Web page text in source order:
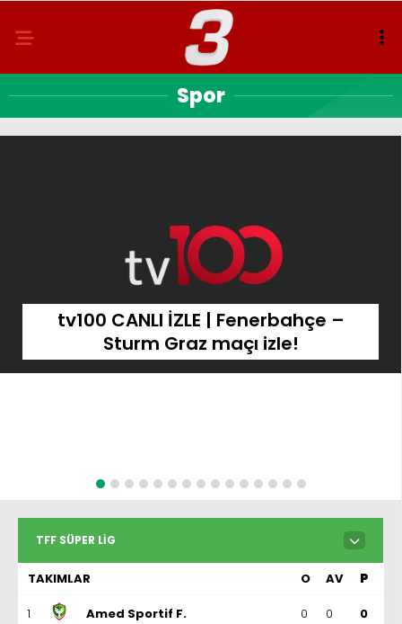
Spor
tv100 CANLI İZLE | Fenerbahçe –
Sturm Graz maçı izle!
TFF SÜPER LIG
TAKIMLAR O AV P
1 Amed Sportif F. 0 0 0